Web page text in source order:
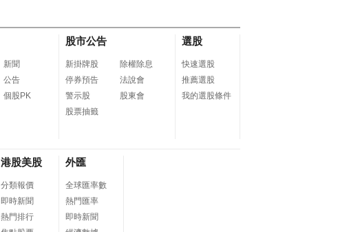
新聞
公告
個股PK
股市公告
新掛牌股
停券預告
警示股
股票抽籤
除權除息
法說會
股東會
選股
快速選股
推薦選股
我的選股條件
港股美股
分類報價
即時新聞
熱門排行
外匯
全球匯率數
熱門匯率
即時新聞